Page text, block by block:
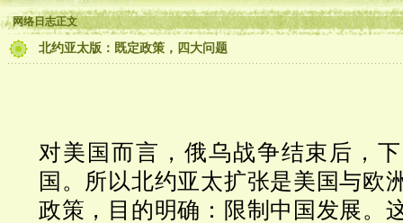
网络日志正文
北约亚太版：既定政策，四大问题
对美国而言，俄乌战争结束后，
国。所以北约亚太扩张是美国与欧
政策，目的明确：限制中国发展。